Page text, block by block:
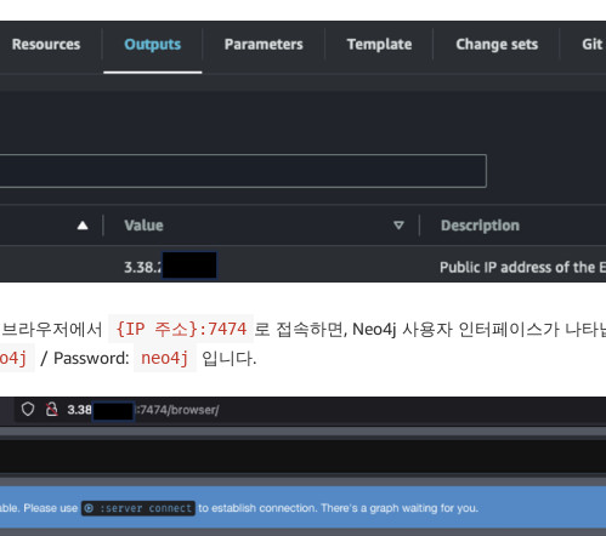
라우저에서 {IP 주소}:7474 로 접속하면, Neo4j 사용자 인터페이스가 나타
/ Password: neo4j 입니다.